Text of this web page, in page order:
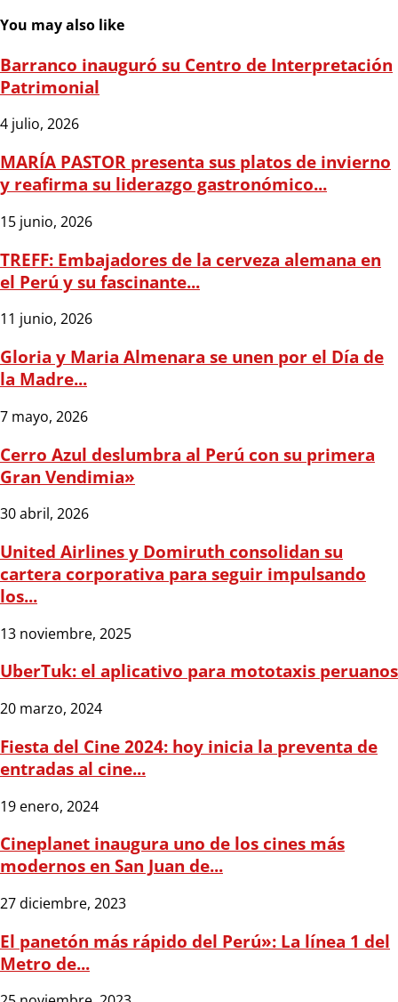
You may also like
Barranco inauguró su Centro de Interpretación
Patrimonial
4 julio, 2026
MARÍA PASTOR presenta sus platos de invierno
y reafirma su liderazgo gastronómico...
15 junio, 2026
TREFF: Embajadores de la cerveza alemana en
el Perú y su fascinante...
11 junio, 2026
Gloria y Maria Almenara se unen por el Día de
la Madre...
7 mayo, 2026
Cerro Azul deslumbra al Perú con su primera
Gran Vendimia»
30 abril, 2026
United Airlines y Domiruth consolidan su
cartera corporativa para seguir impulsando
los...
13 noviembre, 2025
UberTuk: el aplicativo para mototaxis peruanos
20 marzo, 2024
Fiesta del Cine 2024: hoy inicia la preventa de
entradas al cine...
19 enero, 2024
Cineplanet inaugura uno de los cines más
modernos en San Juan de...
27 diciembre, 2023
El panetón más rápido del Perú»: La línea 1 del
Metro de...